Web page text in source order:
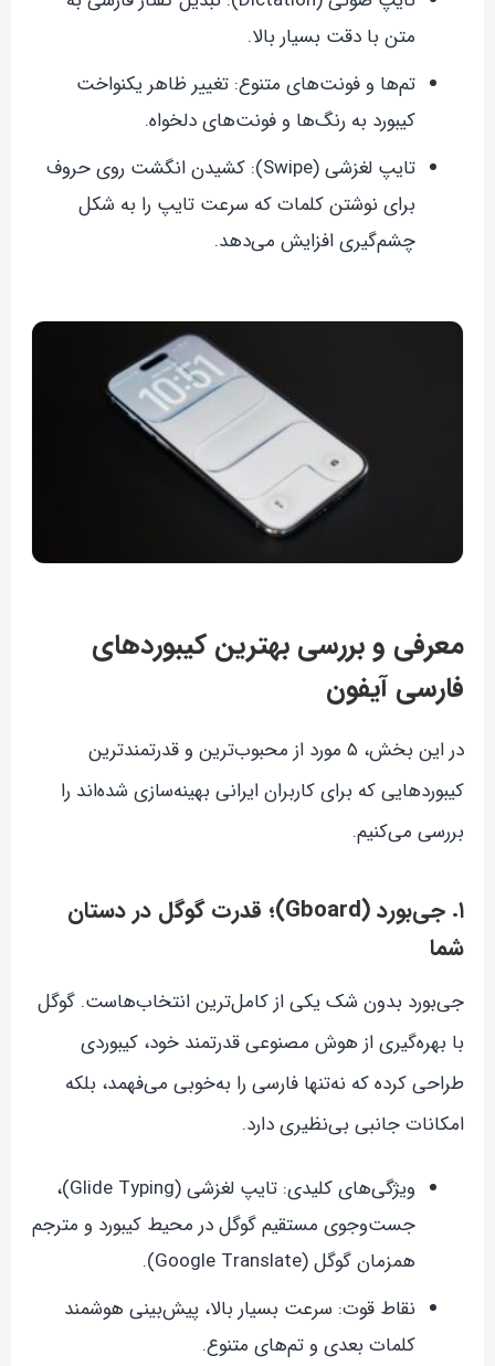
متن با دقت بسیار بالا.
تم‌ها و فونت‌های متنوع: تغییر ظاهر یکنواخت
کیبورد به رنگ‌ها و فونت‌های دلخواه.
تایپ لغزشی (Swipe): کشیدن انگشت روی حروف
برای نوشتن کلمات که سرعت تایپ را به شکل
چشم‌گیری افزایش می‌دهد.
معرفی و بررسی بهترین کیبوردهای
فارسی آیفون
در این بخش، ۵ مورد از محبوب‌ترین و قدرتمندترین
کیبوردهایی که برای کاربران ایرانی بهینه‌سازی شده‌اند را
بررسی می‌کنیم.
۱. جی‌بورد (Gboard)؛ قدرت گوگل در دستان
شما
جی‌بورد بدون شک یکی از کامل‌ترین انتخاب‌هاست. گوگل
با بهره‌گیری از هوش مصنوعی قدرتمند خود، کیبوردی
طراحی کرده که نه‌تنها فارسی را به‌خوبی می‌فهمد، بلکه
امکانات جانبی بی‌نظیری دارد.
ویژگی‌های کلیدی: تایپ لغزشی (Glide Typing)،
جست‌وجوی مستقیم گوگل در محیط کیبورد و مترجم
همزمان گوگل (Google Translate).
نقاط قوت: سرعت بسیار بالا، پیش‌بینی هوشمند
کلمات بعدی و تم‌های متنوع.